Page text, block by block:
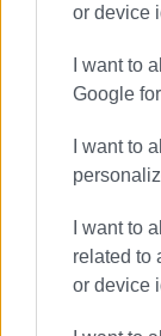
or device
I want to
Google
I want to
I want to
related to
or device